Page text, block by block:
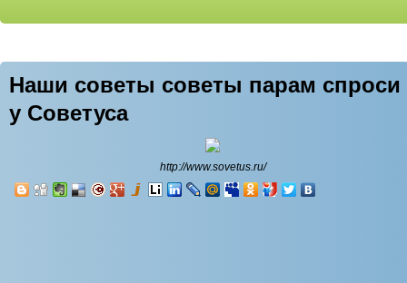
Наши советы советы парам спроси
у Советуса
http://www.sovetus.ru/